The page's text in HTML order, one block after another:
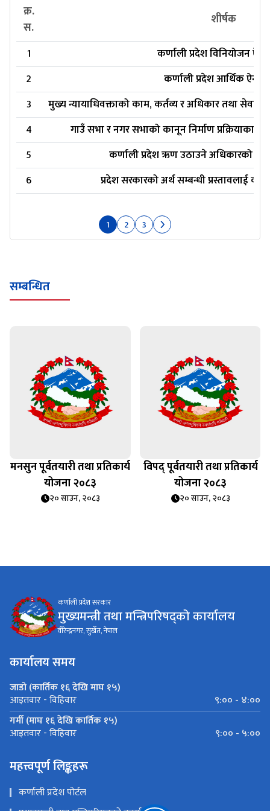
क्र.
स.
शीर्षक
1
कर्णाली प्रदेश विनियोजन
2
कर्णाली प्रदेश आर्थिक ऐन,
3
मुख्य न्यायाधिवक्ताको काम, कर्तव्य र अधिकार तथा
4
गाउँ सभा र नगर सभाको कानून निर्माण प्रक्रियाका
5
कर्णाली प्रदेश ऋण उठाउने अधिकारको
6
प्रदेश सरकारको अर्थ सम्बन्धी प्रस्तावलाई
1 2 3
सम्बन्धित
मनसुन पूर्वतयारी तथा प्रतिकार्य
योजना २०८३
२० साउन, २०८३
विपद् पूर्वतयारी तथा प्रतिकार्य
योजना २०८३
२० साउन, २०८३
कर्णाली प्रदेश सरकार
मुख्यमन्त्री तथा मन्त्रिपरिषद्को कार्यालय
वीरेन्द्रनगर, सुर्खेत, नेपाल
कार्यालय समय
जाडो (कार्तिक १६ देखि माघ १५)
आइतवार - विहिवार
९:०० - ४:००
गर्मी (माघ १६ देखि कार्तिक १५)
आइतवार - विहिवार ९:०० - ५:००
महत्त्वपूर्ण लिङ्कहरू
कर्णाली प्रदेश पोर्टल